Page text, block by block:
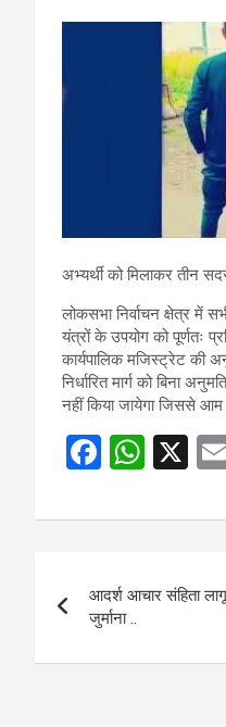
अभ्यर्थी को मिलाकर तीन
लोकसभा निर्वाचन क्षेत्र में
यंत्रों के उपयोग को पूर्णतः
कार्यपालिक मजिस्ट्रेट की
निर्धारित मार्ग को बिना
नहीं किया जायेगा जिससे आम
F
ce
o
o
k
W
at
A
p
X
navigation
आदर्श आचार संहिता
जुर्माना ..